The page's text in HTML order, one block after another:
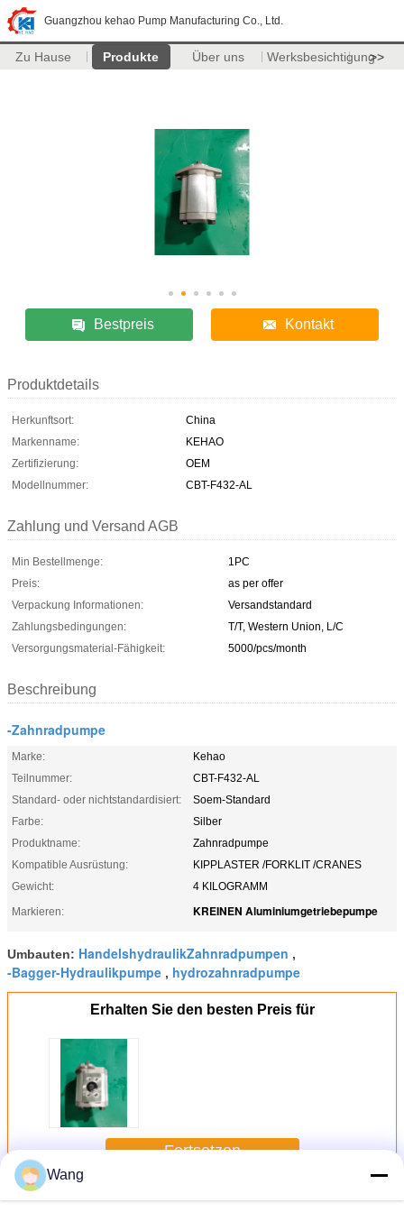
Guangzhou kehao Pump Manufacturing Co., Ltd.
Zu Hause Produkte Über uns Werksbesichtigung>>
Bestpreis Kontakt
Produktdetails
Herkunftsort:
China
Markenname:
KEHAO
Zertifizierung:
OEM
Modellnummer:
CBT-F432-AL
Zahlung und Versand AGB
Min Bestellmenge:
1PC
Preis:
as per offer
Verpackung Informationen:
Versandstandard
Zahlungsbedingungen:
T/T, Western Union, L/C
Versorgungsmaterial-Fähigkeit:
5000/pcs/month
Beschreibung
-Zahnradpumpe
Marke:
Kehao
Teilnummer:
CBT-F432-AL
Standard- oder nichtstandardisiert:
Soem-Standard
Farbe:
Silber
Produktname:
Zahnradpumpe
Kompatible Ausrüstung:
KIPPLASTER /FORKLIT /CRANES
Gewicht:
4 KILOGRAMM
Markieren:
KREINEN Aluminiumgetriebepumpe
Umbauten: HandelshydraulikZahnradpumpen ,
-Bagger-Hydraulikpumpe , hydrozahnradpumpe
Erhalten Sie den besten Preis für
Fortsetzen
Mehr-Zahnradpumpe
Wang